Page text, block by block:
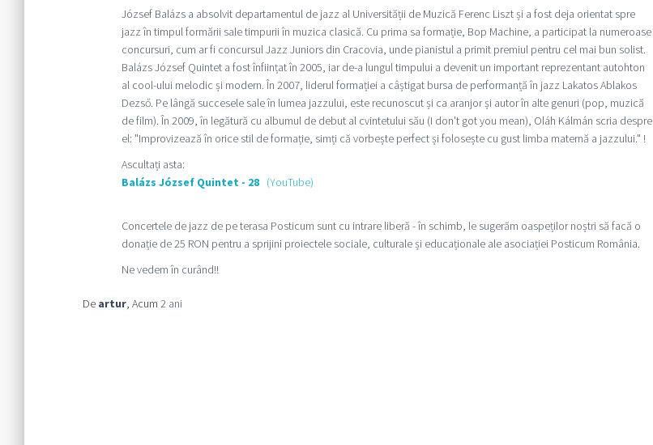
József Balázs a absolvit departamentul de jazz al Universității de Muzică Ferenc Liszt și a fost deja orientat spre
jazz în timpul formării sale timpurii în muzica clasică. Cu prima sa formație, Bop Machine, a participat la numeroase
concursuri, cum ar fi concursul Jazz Juniors din Cracovia, unde pianistul a primit premiul pentru cel mai bun solist.
Balázs József Quintet a fost înființat în 2005, iar de-a lungul timpului a devenit un important reprezentant autohton
al cool-ului melodic și modern. În 2007, liderul formației a câștigat bursa de performanță în jazz Lakatos Ablakos
Dezső. Pe lângă succesele sale în lumea jazzului, este recunoscut și ca aranjor și autor în alte genuri (pop, muzică
de film). În 2009, în legătură cu albumul de debut al cvintetului său (I don't got you mean), Oláh Kálmán scria despre
el: "Improvizează în orice stil de formație, simți că vorbește perfect și folosește cu gust limba maternă a jazzului." !
Ascultați asta:
Balázs József Quintet - 28 (YouTube)
Concertele de jazz de pe terasa Posticum sunt cu intrare liberă - în schimb, le sugerăm oaspeților noștri să facă o
donație de 25 RON pentru a sprijini proiectele sociale, culturale și educaționale ale asociației Posticum România.
Ne vedem în curând!!
De artur, Acum 2 ani